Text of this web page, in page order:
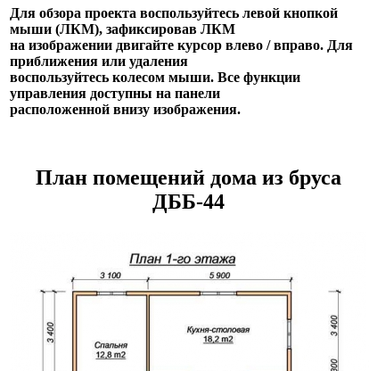
Для обзора проекта воспользуйтесь левой кнопкой
мыши (ЛКМ), зафиксировав ЛКМ
на изображении двигайте курсор влево / вправо. Для
приближения или удаления
воспользуйтесь колесом мыши. Все функции
управления доступны на панели
расположенной внизу изображения.
План помещений дома из бруса
ДББ-44